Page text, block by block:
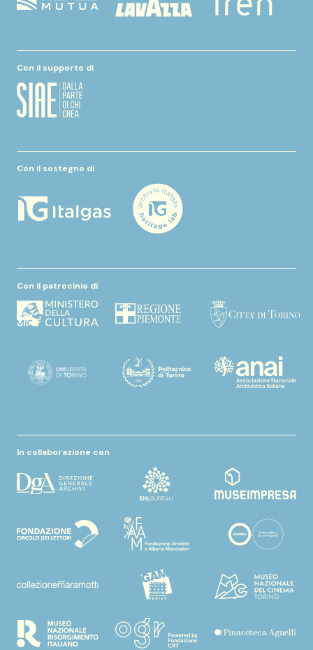
Con il supporto di
Con il sostegno di
Con il patrocinio di
In collaborazione con